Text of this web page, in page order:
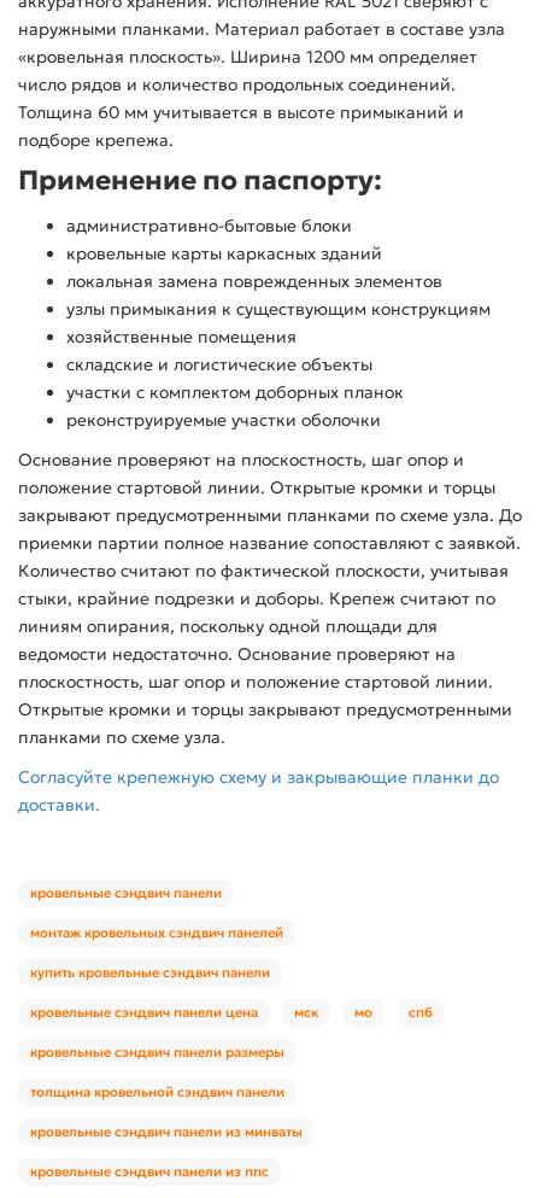
наружными планками. Материал работает в составе узла
«кровельная плоскость». Ширина 1200 мм определяет
число рядов и количество продольных соединений.
Толщина 60 мм учитывается в высоте примыканий и
подборе крепежа.
Применение по паспорту:
административно-бытовые блоки
кровельные карты каркасных зданий
локальная замена поврежденных элементов
узлы примыкания к существующим конструкциям
хозяйственные помещения
складские и логистические объекты
участки с комплектом доборных планок
реконструируемые участки оболочки
Основание проверяют на плоскостность, шаг опор и
положение стартовой линии. Открытые кромки и торцы
закрывают предусмотренными планками по схеме узла. До
приемки партии полное название сопоставляют с заявкой.
Количество считают по фактической плоскости, учитывая
стыки, крайние подрезки и доборы. Крепеж считают по
линиям опирания, поскольку одной площади для
ведомости недостаточно. Основание проверяют на
плоскостность, шаг опор и положение стартовой линии.
Открытые кромки и торцы закрывают предусмотренными
планками по схеме узла.
Согласуйте крепежную схему и закрывающие планки до
доставки.
кровельные сэндвич панели
монтаж кровельных сэндвич панелей
купить кровельные сэндвич панели
кровельные сэндвич панели цена мск мо спб
кровельные сэндвич панели размеры
толщина кровельной сэндвич панели
кровельные сэндвич панели из минваты
кровельные сэндвич панели из ппс